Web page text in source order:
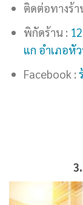
ติดต่อทางร้า
พิกัดร้าน :
แก อำเภอหั
Facebook :